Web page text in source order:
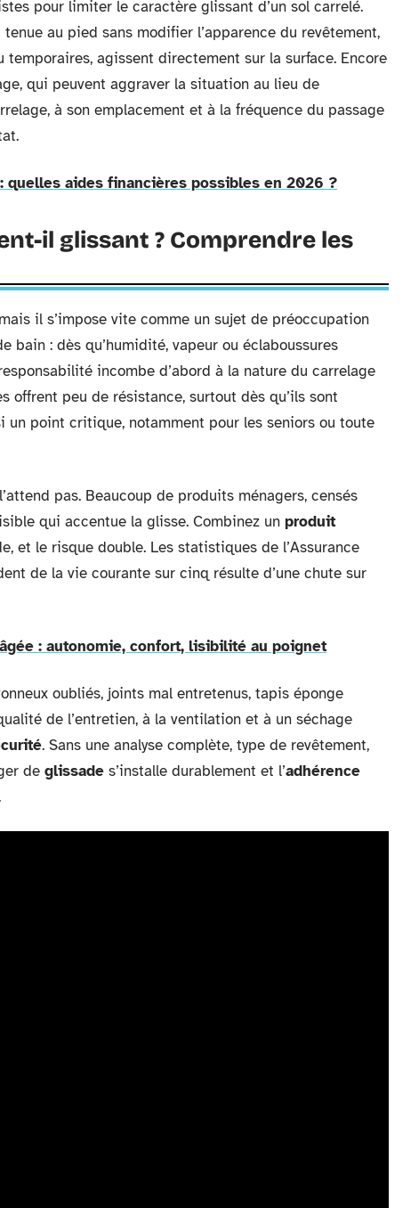
pour limiter le caractère glissant d’un sol carrelé.
au pied sans modifier l’apparence du revêtement,
agissent directement sur la surface. Encore
qui peuvent aggraver la situation au lieu de
à son emplacement et à la fréquence du passage
quelles aides financières possibles en 2026 ?
il glissant ? Comprendre les
il s’impose vite comme un sujet de préoccupation
bain : dès qu’humidité, vapeur ou éclaboussures
incombe d’abord à la nature du carrelage
offrent peu de résistance, surtout dès qu’ils sont
un point critique, notamment pour les seniors ou toute
pas. Beaucoup de produits ménagers, censés
qui accentue la glisse. Combinez un produit
et le risque double. Les statistiques de l’Assurance
de la vie courante sur cinq résulte d’une chute sur
: autonomie, confort, lisibilité au poignet
oubliés, joints mal entretenus, tapis éponge
de l’entretien, à la ventilation et à un séchage
. Sans une analyse complète, type de revêtement,
de glissade s’installe durablement et l’adhérence